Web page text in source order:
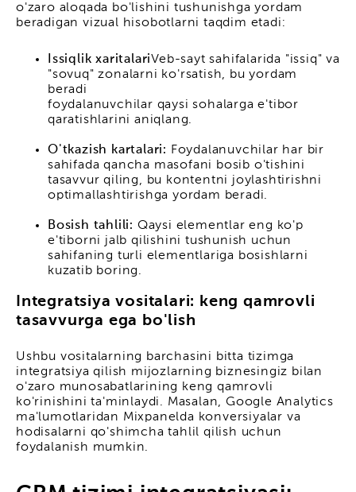
o'zaro aloqada bo'lishini tushunishga yordam
beradigan vizual hisobotlarni taqdim etadi:
Issiqlik xaritalariVeb-sayt sahifalarida "issiq" va
"sovuq" zonalarni ko'rsatish, bu yordam
beradi
foydalanuvchilar qaysi sohalarga e'tibor
qaratishlarini aniqlang.
O'tkazish kartalari: Foydalanuvchilar har bir
sahifada qancha masofani bosib o'tishini
tasavvur qiling, bu kontentni joylashtirishni
optimallashtirishga yordam beradi.
Bosish tahlili: Qaysi elementlar eng ko'p
e'tiborni jalb qilishini tushunish uchun
sahifaning turli elementlariga bosishlarni
kuzatib boring.
Integratsiya vositalari: keng qamrovli
tasavvurga ega bo'lish
Ushbu vositalarning barchasini bitta tizimga
integratsiya qilish mijozlarning biznesingiz bilan
o'zaro munosabatlarining keng qamrovli
ko'rinishini ta'minlaydi. Masalan, Google Analytics
ma'lumotlaridan Mixpanelda konversiyalar va
hodisalarni qo'shimcha tahlil qilish uchun
foydalanish mumkin.